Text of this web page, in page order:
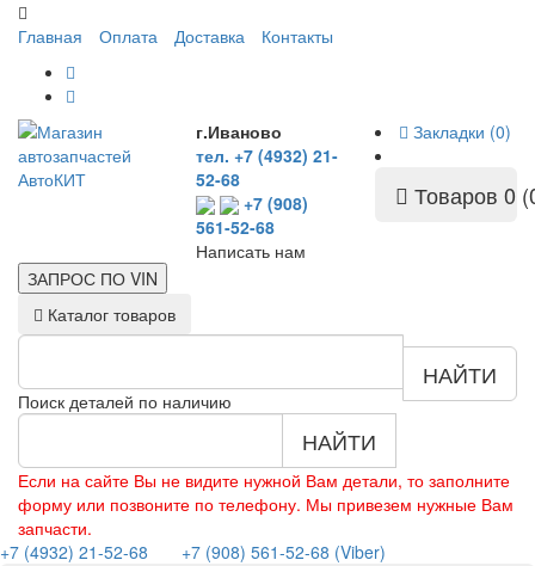
Главная Оплата Доставка Контакты
г.Иваново
тел. +7 (4932) 21-
52-68
+7 (908)
561-52-68
Написать нам
Закладки (0)
Товаров 0
ЗАПРОС ПО VIN
Каталог товаров
Поиск деталей по наличию
НАЙТИ
НАЙТИ
Если на сайте Вы не видите нужной Вам детали, то заполните
форму или позвоните по телефону. Мы привезем нужные Вам
запчасти.
+7 (4932) 21-52-68
+7 (908) 561-52-68 (Viber)